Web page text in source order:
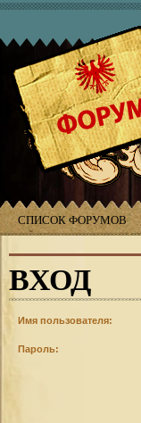
СПИСОК ФОРУМОВ
ВХОД
Имя пользователя:
Пароль: